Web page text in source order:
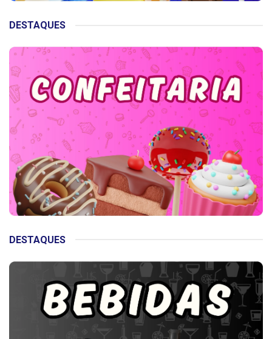
DESTAQUES
DESTAQUES